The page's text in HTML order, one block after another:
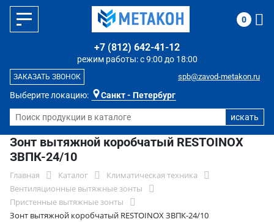
Выберите локацию: Санкт - Петербург
режим работы: с 9:00 до 18:00
+7 (812) 642-41-12
spb@zavod-metakon.ru
ЗАКАЗАТЬ ЗВОНОК
0
Зонт вытяжной коробчатый RESTOINOX
ЗВПК-24/10
Главная Каталог
Климатическая техника
Вентиляционные вытяжные зонты
Пристенные вытяжные зонты
Зонт вытяжной коробчатый RESTOINOX ЗВПК-24/10